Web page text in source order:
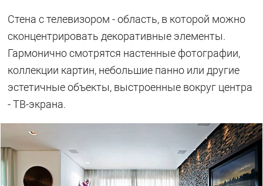
Стена с телевизором - область, в которой можно
сконцентрировать декоративные элементы.
Гармонично смотрятся настенные фотографии,
коллекции картин, небольшие панно или другие
эстетичные объекты, выстроенные вокруг центра
- ТВ-экрана.